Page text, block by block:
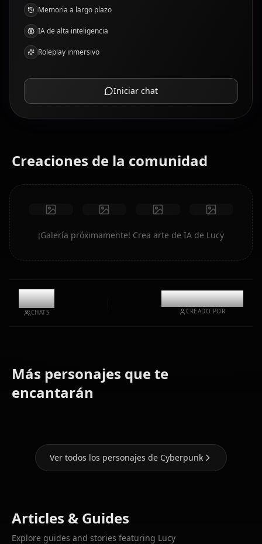
Memoria a largo plazo
IA de alta inteligencia
Roleplay inmersivo
Iniciar chat
Creaciones de la comunidad
¡Galería próximamente! Crea arte de IA de Lucy
11.1k
CHATS
@casualwaifus
CREADO POR
Más personajes que te
encantarán
Zero Two
(Darling In
Ver todos los personajes de Cyberpunk
Articles & Guides
Explore guides and stories featuring Lucy